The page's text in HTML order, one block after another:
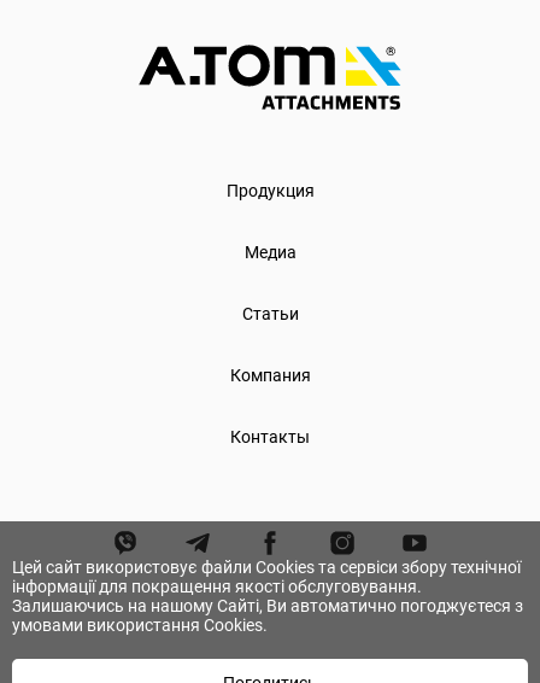
Цей сайт використовує файли Cookies та сервіси збору технічної
інформації для покращення якості обслуговування.
Залишаючись на нашому Сайті, Ви автоматично погоджуєтеся з
умовами використання Cookies.
Продукция
Медиа
Статьи
Компания
Контакты